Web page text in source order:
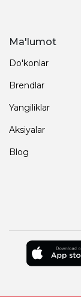
Ma'lumot
Do'konlar
Brendlar
Yangiliklar
Aksiyalar
Blog